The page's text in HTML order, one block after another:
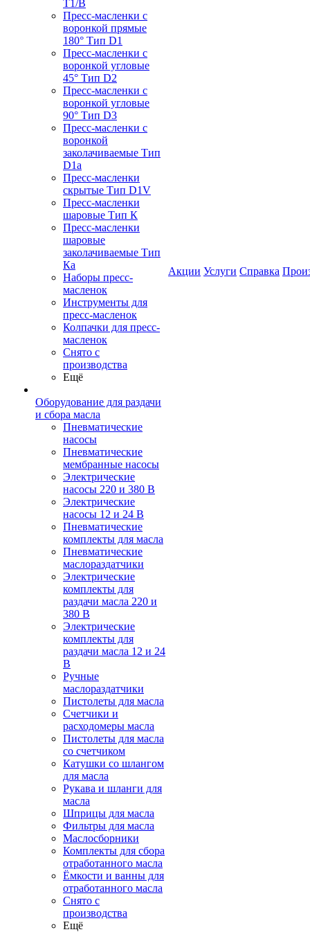
T1/B
Пресс-масленки с
воронкой прямые
180° Тип D1
Пресс-масленки с
воронкой угловые
45° Тип D2
Пресс-масленки с
воронкой угловые
90° Тип D3
Пресс-масленки с
воронкой
заколачиваемые Тип
D1a
Пресс-масленки
скрытые Тип D1V
Пресс-масленки
шаровые Тип К
Пресс-масленки
шаровые
заколачиваемые Тип
Кa
Наборы пресс-
масленок
Инструменты для
пресс-масленок
Колпачки для пресс-
масленок
Снято с
производства
Ещё
Оборудование для раздачи
и сбора масла
Пневматические
насосы
Пневматические
мембранные насосы
Электрические
насосы 220 и 380 В
Электрические
насосы 12 и 24 В
Пневматические
комплекты для масла
Пневматические
маслораздатчики
Электрические
комплекты для
раздачи масла 220 и
380 В
Электрические
комплекты для
раздачи масла 12 и 24
В
Ручные
маслораздатчики
Пистолеты для масла
Счетчики и
расходомеры масла
Пистолеты для масла
со счетчиком
Катушки со шлангом
для масла
Рукава и шланги для
масла
Шприцы для масла
Фильтры для масла
Маслосборники
Комплекты для сбора
отработанного масла
Ёмкости и ванны для
отработанного масла
Снято с
производства
Ещё
Акции Услуги Справка